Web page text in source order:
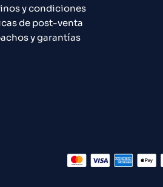
y condiciones
de post-venta
y garantías